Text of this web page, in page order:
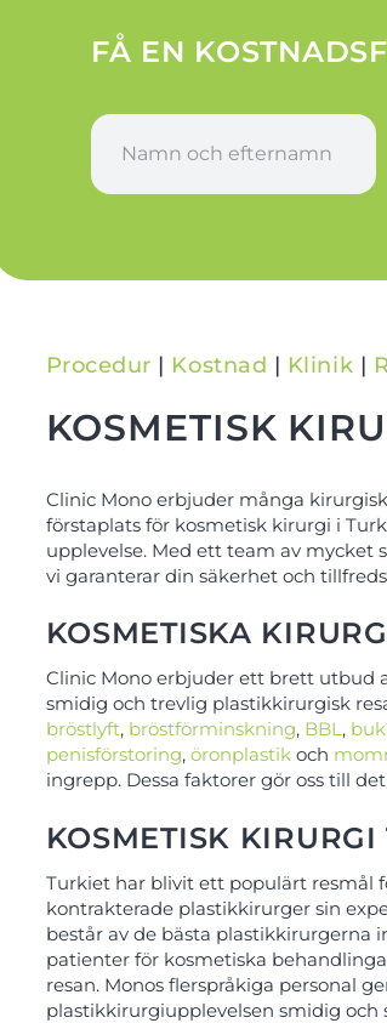
FÅ EN
N
m
h
t
n
n
*
Procedur | Kostnad | Klinik |
KOSMETISK
Clinic Mono erbjuder många
förstaplats för kosmetisk kirurgi i
upplevelse. Med ett team av
vi garanterar din säkerhet och
KOSMETISKA
Clinic Mono erbjuder ett brett utbud
smidig och trevlig plastikkirurgisk
bröstlyft, bröstförminskning, BBL,
penisförstoring, öronplastikoch
ingrepp. Dessa faktorer gör oss till
KOSMETISK
Turkiet har blivit ett populärt resmål
kontrakterade plastikkirurger sin
består av de bästa plastikkirurgerna
patienter för kosmetiska
resan. Monos flerspråkiga personal
plastikkirurgiupplevelsen smidig och